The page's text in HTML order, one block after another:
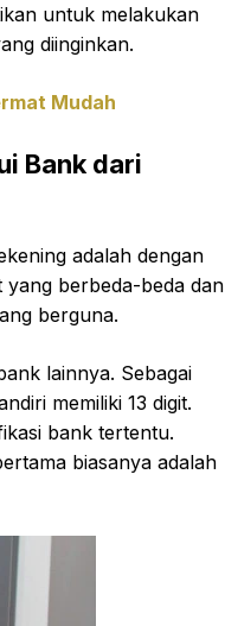
untuk melakukan
diinginkan.
Mudah
Bank dari
adalah dengan
yang berbeda-beda dan
berguna.
lainnya. Sebagai
memiliki 13 digit.
bank tertentu.
biasanya adalah